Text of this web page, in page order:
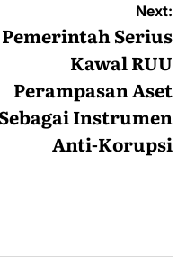
Next:
Pemerintah Serius
Kawal RUU
Perampasan Aset
Sebagai Instrumen
Anti-Korupsi